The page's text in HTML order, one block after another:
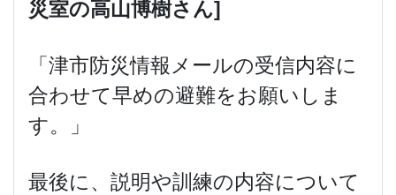
災室の高山博樹さん]
「津市防災情報メールの受信内容に
合わせて早めの避難をお願いしま
す。」
最後に、説明や訓練の内容について